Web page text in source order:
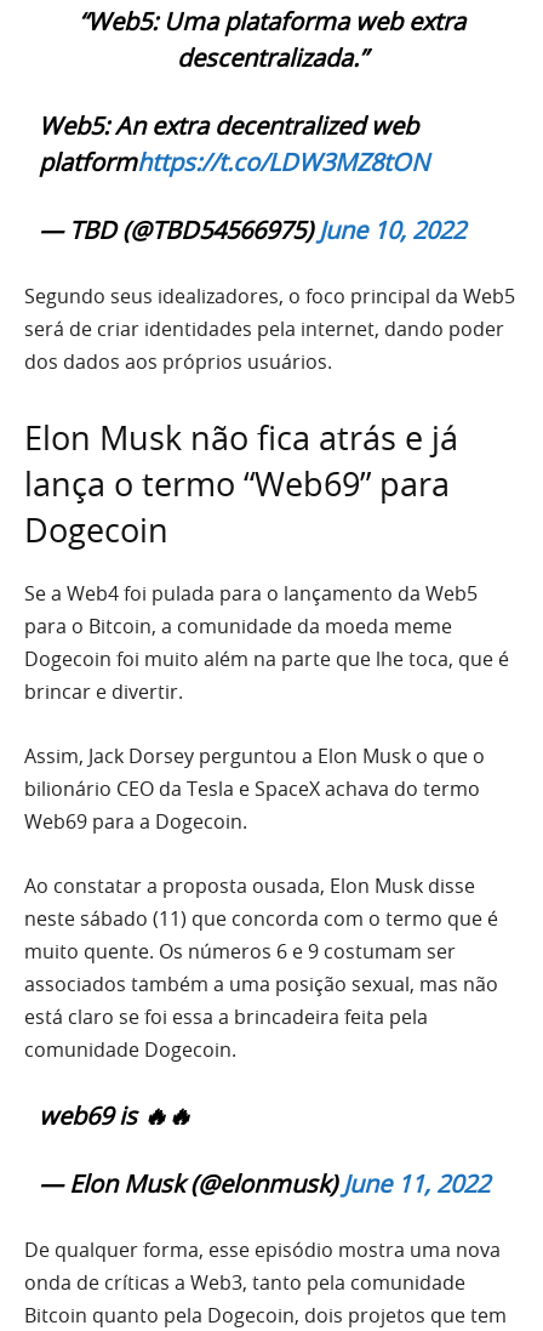
“Web5: Uma plataforma web extra
descentralizada.”
Web5: An extra decentralized web
platformhttps://t.co/LDW3MZ8tON
— TBD (@TBD54566975)June 10, 2022
Segundo seus idealizadores, o foco principal da Web5
será de criar identidades pela internet, dando poder
dos dados aos próprios usuários.
Elon Musk não fica atrás e já
lança o termo “Web69” para
Dogecoin
Se a Web4 foi pulada para o lançamento da Web5
para o Bitcoin, a comunidade da moeda meme
Dogecoin foi muito além na parte que lhe toca, que é
brincar e divertir.
Assim, Jack Dorsey perguntou a Elon Musk o que o
bilionário CEO da Tesla e SpaceX achava do termo
Web69 para a Dogecoin.
Ao constatar a proposta ousada, Elon Musk disse
neste sábado (11) que concorda com o termo que é
muito quente. Os números 6 e 9 costumam ser
associados também a uma posição sexual, mas não
está claro se foi essa a brincadeira feita pela
comunidade Dogecoin.
web69 is 🔥🔥
— Elon Musk (@elonmusk)June 11, 2022
De qualquer forma, esse episódio mostra uma nova
onda de críticas a Web3, tanto pela comunidade
Bitcoin quanto pela Dogecoin, dois projetos que tem